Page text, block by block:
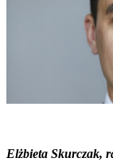
Elżbieta Skurczak,